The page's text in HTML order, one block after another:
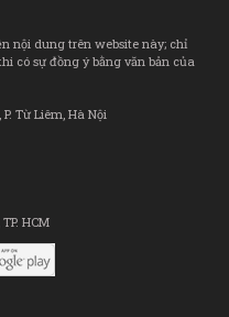
nội dung trên website này; chỉ
có sự đồng ý bằng văn bản của
Từ Liêm, Hà Nội
HCM